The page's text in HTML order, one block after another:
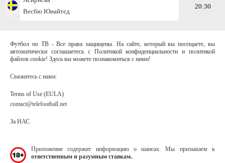
Весбю Юнайтед
20:30
Футбол по ТВ - Все права защищены. На сайте, который вы посещаете, вы
автоматически соглашаетесь с Политикой конфиденциальности и политикой
файлов cookie! Здесь вы можете познакомиться с ними!
Свяжитесь с нами:
Terms of Use (EULA)
contact@telefootball.net
За НАС
Приложение содержит информацию о шансах. Мы призываем к
ответственным и разумным ставкам.